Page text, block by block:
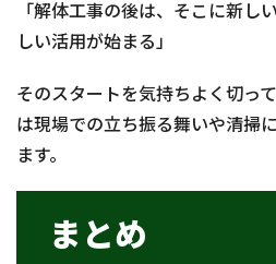
「解体工事の後は、そこに新し
しい活用が始まる」
そのスタートを気持ちよく切っ
は現場での立ち振る舞いや清掃
ます。
まとめ